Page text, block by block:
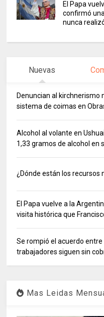
El Papa
confirmó
nunca
Nuevas
Denuncian al kirchnerismo
sistema de coimas en
Alcohol al volante en
1,33 gramos de alcohol en
¿Dónde están los recursos
El Papa vuelve a la
visita histórica que
Se rompió el acuerdo
trabajadores siguen sin
Mas Leidas